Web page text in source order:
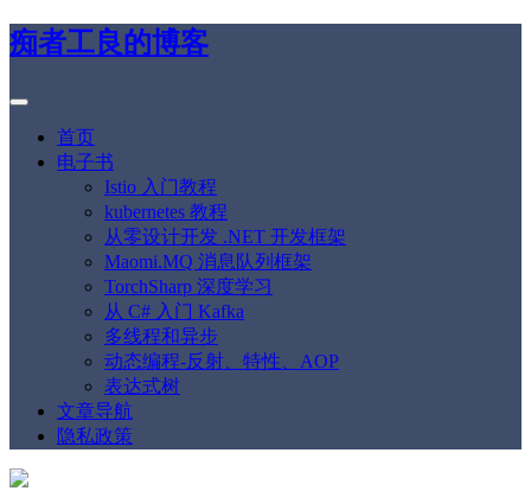
痴者工良的博客
首页
电子书
Istio 入门教程
kubernetes 教程
从零设计开发 .NET 开发框架
Maomi.MQ 消息队列框架
TorchSharp 深度学习
从 C# 入门 Kafka
多线程和异步
动态编程-反射、特性、AOP
表达式树
文章导航
隐私政策